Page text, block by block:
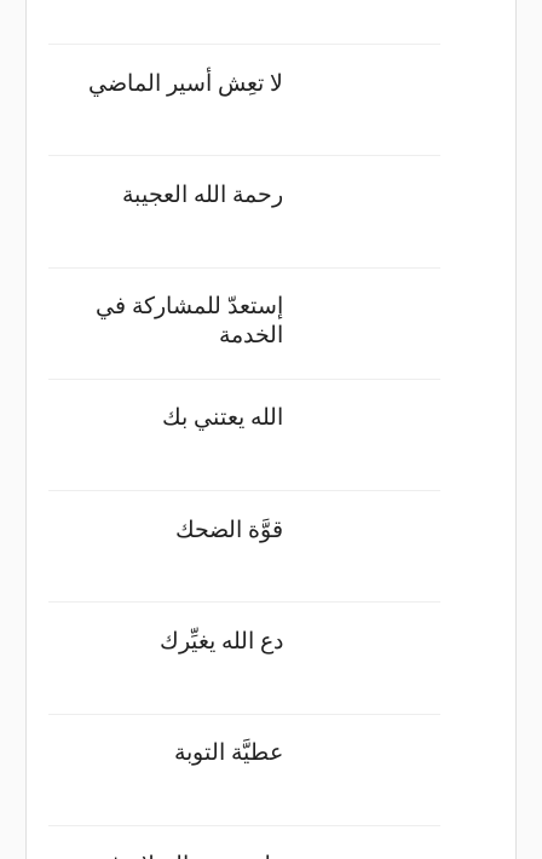
لا تعِش أسير الماضي
رحمة الله العجيبة
إستعدّ للمشاركة في
الخدمة
الله يعتني بك
قوَّة الضحك
دع الله يغيِّرك
عطيَّة التوبة